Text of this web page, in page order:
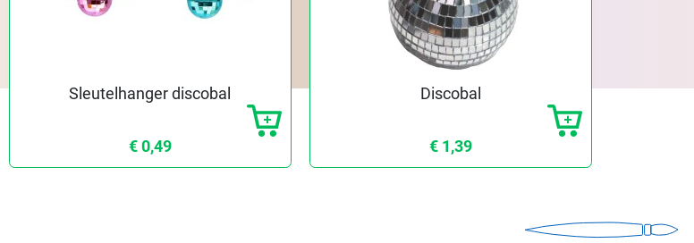
Sleutelhanger discobal
€ 0,49
Discobal
€ 1,39